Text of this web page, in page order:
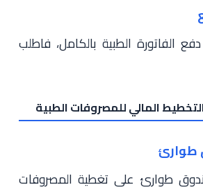
الفاتورة الطبية بالكامل، فاطلب
المالي للمصروفات الطبية
طوارئ
طوارئ على تغطية المصروفات